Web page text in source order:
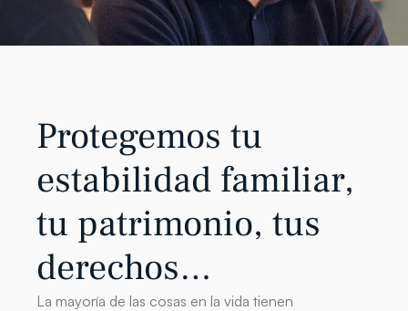
Protegemos tu
estabilidad familiar,
tu patrimonio, tus
derechos…
La mayoría de las cosas en la vida tienen